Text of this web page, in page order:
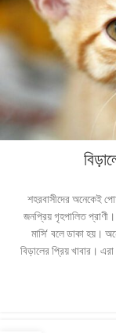
শহরবাসীদের অনেকেই
জনপ্রিয় গৃহপালিত
মাসি‘ বলে ডাকা হয়।
বিড়ালের প্রিয় খাবার।